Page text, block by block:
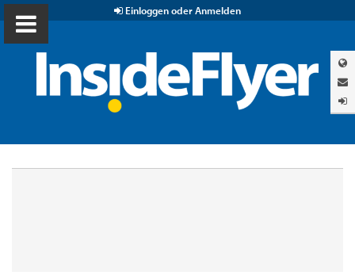
Einloggen oder Anmelden